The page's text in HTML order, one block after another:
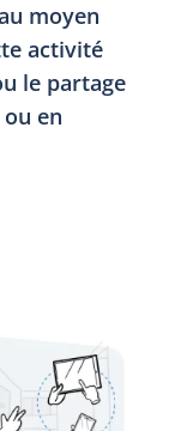
moyen
activité
le partage
ou en